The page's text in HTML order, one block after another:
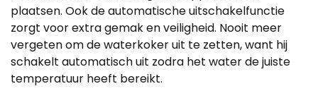
plaatsen. Ook de automatische uitschakelfunctie
zorgt voor extra gemak en veiligheid. Nooit meer
vergeten om de waterkoker uit te zetten, want hij
schakelt automatisch uit zodra het water de juiste
temperatuur heeft bereikt.